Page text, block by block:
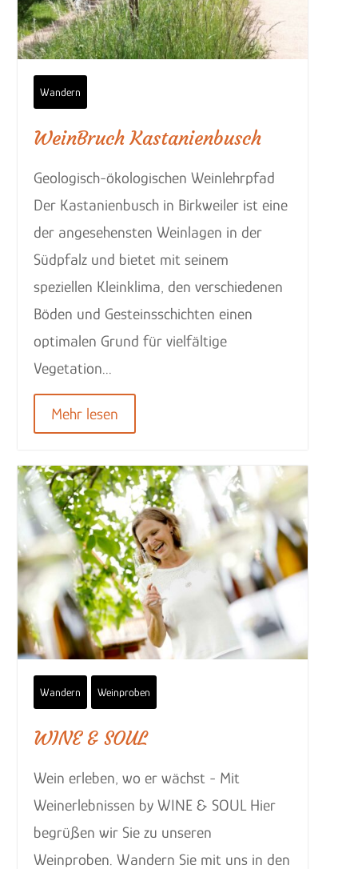
Wandern
WeinBruch Kastanienbusch
Geologisch-ökologischen Weinlehrpfad
Der Kastanienbusch in Birkweiler ist eine
der angesehensten Weinlagen in der
Südpfalz und bietet mit seinem
speziellen Kleinklima, den verschiedenen
Böden und Gesteinsschichten einen
optimalen Grund für vielfältige
Vegetation...
Mehr lesen
Wandern Weinproben
WINE & SOUL
Wein erleben, wo er wächst - Mit
Weinerlebnissen by WINE & SOUL Hier
begrüßen wir Sie zu unseren
Weinproben. Wandern Sie mit uns in den